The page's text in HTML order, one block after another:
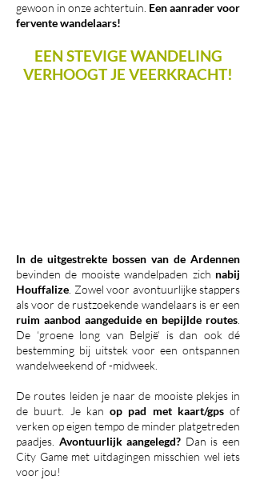
gewoon in onze achtertuin. Een aanrader voor
fervente wandelaars!
EEN STEVIGE WANDELING
VERHOOGT JE VEERKRACHT!
In de uitgestrekte bossen van de Ardennen
bevinden de mooiste wandelpaden zich nabij
Houffalize . Zowel voor avontuurlijke stappers
als voor de rustzoekende wandelaars is er een
ruim aanbod aangeduide en bepijlde routes
De ‘groene long van België’ is dan ook dé
bestemming bij uitstek voor een ontspannen
wandelweekend of -midweek.
De routes leiden je naar de mooiste plekjes in
de buurt. Je kan op pad met kaart/gpsof
verken op eigen tempo de minder platgetreden
paadjes. Avontuurlijk aangelegd? Dan is een
City Game met uitdagingen misschien wel iets
voor jou!